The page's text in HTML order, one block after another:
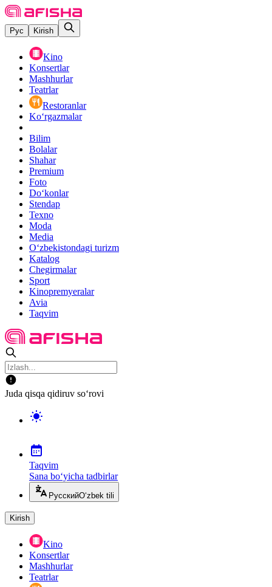
Рус Kirish
Kino
Konsertlar
Mashhurlar
Teatrlar
Restoranlar
Ko‘rgazmalar
Bilim
Bolalar
Shahar
Premium
Foto
Do‘konlar
Stendap
Texno
Moda
Media
O‘zbekistondagi turizm
Katalog
Chegirmalar
Sport
Kinopremyeralar
Avia
Taqvim
Juda qisqa qidiruv so‘rovi
Taqvim
Sana bo‘yicha tadbirlar
РусскийO‘zbek tili
Kirish
Kino
Konsertlar
Mashhurlar
Teatrlar